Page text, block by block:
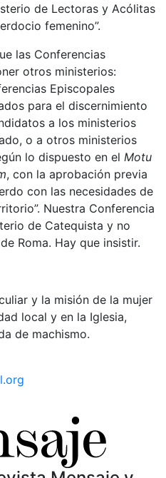
de Lectoras y Acólitas
femenino”.
las Conferencias
otros ministerios:
Episcopales
para el discernimiento
a los ministerios
o a otros ministerios
lo dispuesto en el Motu
, con la aprobación previa
con las necesidades de
Nuestra Conferencia
de Catequista y no
Roma. Hay que insistir.
y la misión de la mujer
local y en la Iglesia,
de machismo.